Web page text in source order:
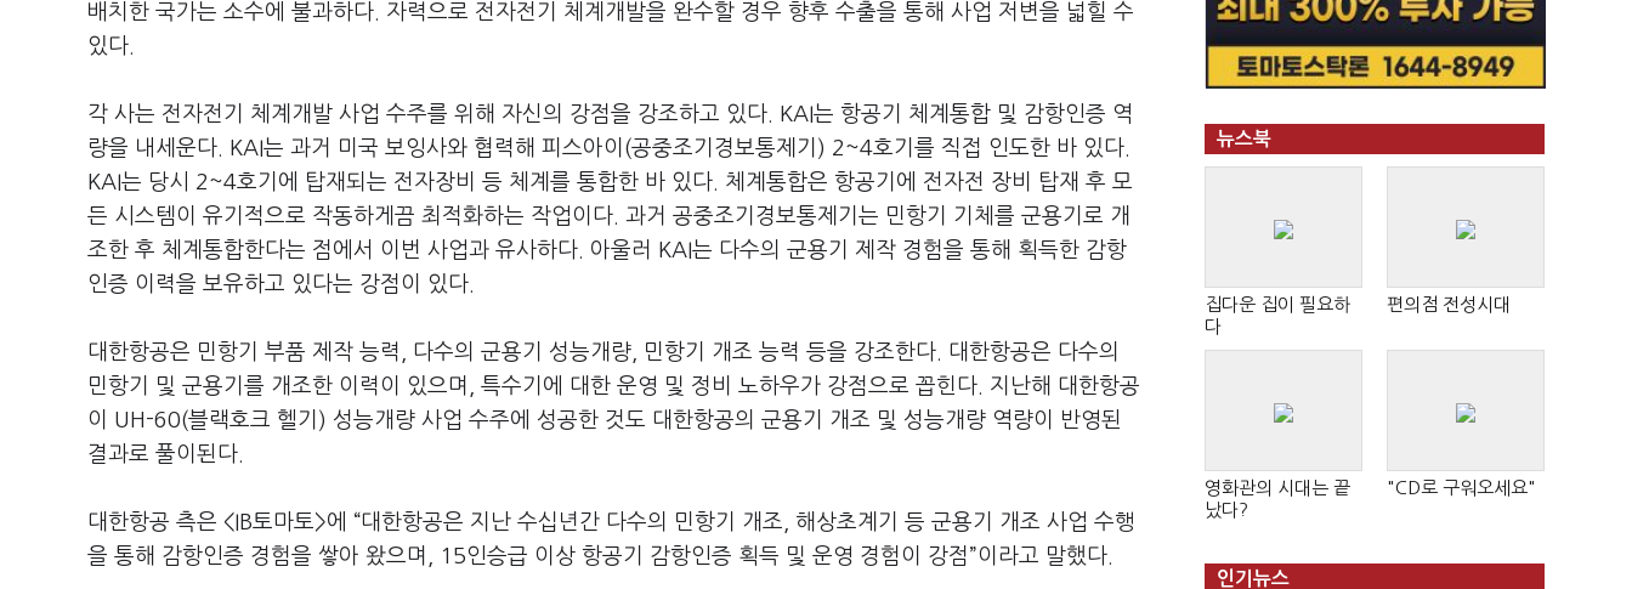
배치한 국가는 소수에 불과하다. 자력으로 전자전기 체계개발을 완수할 경우 향후 수출을 통해 사업 저변을 넓힐 수
있다.
각 사는 전자전기 체계개발 사업 수주를 위해 자신의 강점을 강조하고 있다. KAI는 항공기 체계통합 및 감항인증 역
량을 내세운다. KAI는 과거 미국 보잉사와 협력해 피스아이(공중조기경보통제기) 2~4호기를 직접 인도한 바 있다.
KAI는 당시 2~4호기에 탑재되는 전자장비 등 체계를 통합한 바 있다. 체계통합은 항공기에 전자전 장비 탑재 후 모
든 시스템이 유기적으로 작동하게끔 최적화하는 작업이다. 과거 공중조기경보통제기는 민항기 기체를 군용기로 개
조한 후 체계통합한다는 점에서 이번 사업과 유사하다. 아울러 KAI는 다수의 군용기 제작 경험을 통해 획득한 감항
인증 이력을 보유하고 있다는 강점이 있다.
대한항공은 민항기 부품 제작 능력, 다수의 군용기 성능개량, 민항기 개조 능력 등을 강조한다. 대한항공은 다수의
민항기 및 군용기를 개조한 이력이 있으며, 특수기에 대한 운영 및 정비 노하우가 강점으로 꼽힌다. 지난해 대한항공
이 UH-60(블랙호크 헬기) 성능개량 사업 수주에 성공한 것도 대한항공의 군용기 개조 및 성능개량 역량이 반영된
결과로 풀이된다.
대한항공 측은 <IB토마토>에 “대한항공은 지난 수십년간 다수의 민항기 개조, 해상초계기 등 군용기 개조 사업 수행
을 통해 감항인증 경험을 쌓아 왔으며, 15인승급 이상 항공기 감항인증 획득 및 운영 경험이 강점”이라고 말했다.
뉴스북
집다운 집이 필요하
다
편의점 전성시대
영화관의 시대는 끝
났다?
"CD로 구워오세요"
인기뉴스